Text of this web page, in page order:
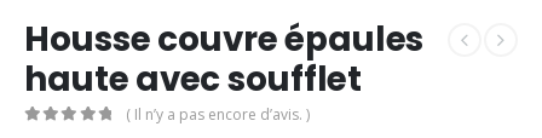
Housse couvre épaules
haute avec soufflet
( Il n’y a pas encore d’avis. )